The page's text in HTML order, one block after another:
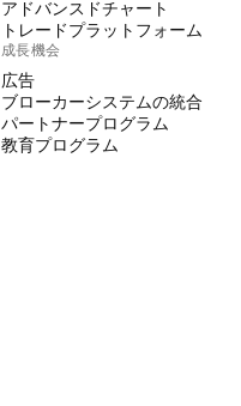
アドバンスドチャート
トレードプラットフォーム
成長機会
広告
ブローカーシステムの統合
パートナープログラム
教育プログラム